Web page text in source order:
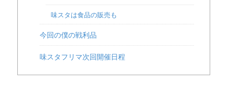
味スタは食品の販売も
今回の僕の戦利品
味スタフリマ次回開催日程